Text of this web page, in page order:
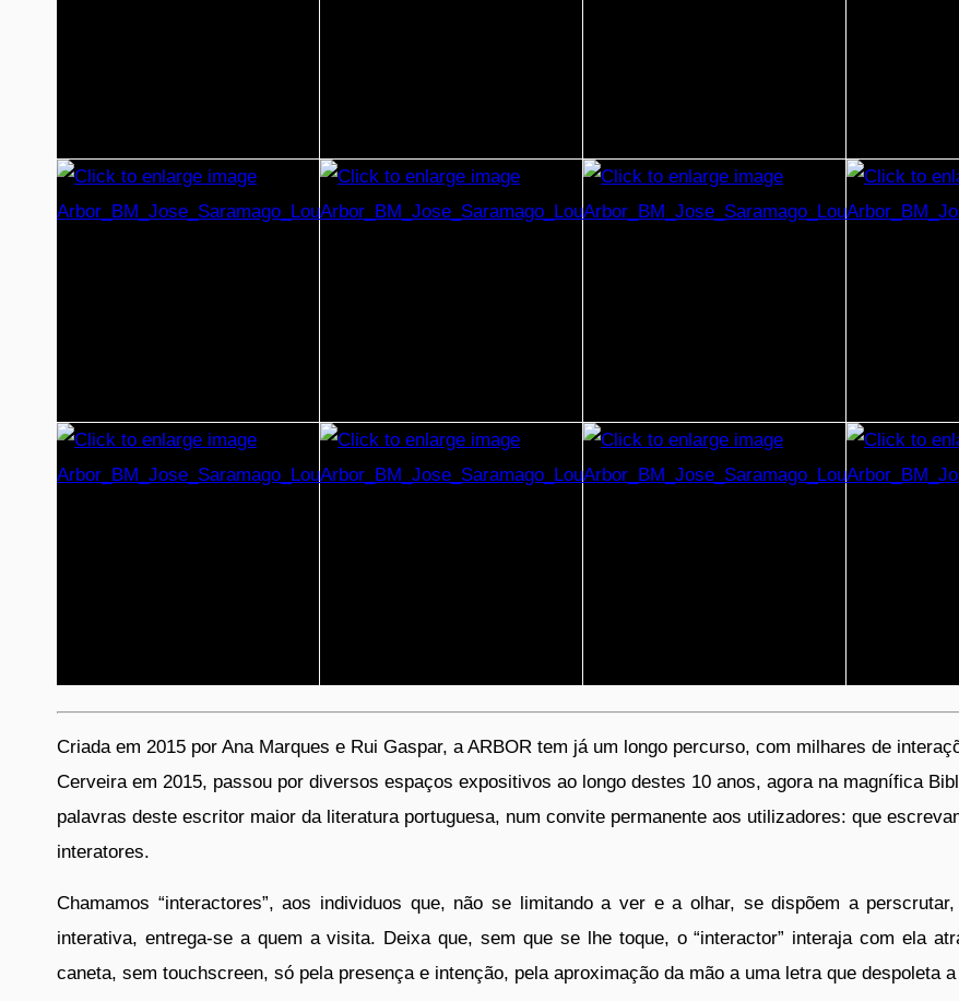
Criada em 2015 por Ana Marques e Rui Gaspar, a ARBOR tem já um longo percurso, com milhares de
Cerveira em 2015, passou por diversos espaços expositivos ao longo destes 10 anos, agora na magnífica
palavras deste escritor maior da literatura portuguesa, num convite permanente aos utilizadores: que
interatores.
Chamamos “interactores”, aos individuos que, não se limitando a ver e a olhar, se dispõem a
interativa, entrega-se a quem a visita. Deixa que, sem que se lhe toque, o “interactor” interaja com ela
caneta, sem touchscreen, só pela presença e intenção, pela aproximação da mão a uma letra que despoleta